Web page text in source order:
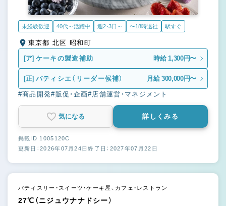
未経験歓迎 40代～活躍中 週2・3日～ 〜18時退社 駅すぐ
東京都 北区 昭和町
[ア] ケーキの製造補助 時給 1,300円〜
[正] パティシエ（リーダー候補） 月給 300,000円〜
#商品開発#販促・企画#店舗運営・マネジメント
気になる 詳しくみる
掲載ID 1005120C
更新日：2026年07月24日終了日：2027年07月22日
パティスリー・スイーツ・ケーキ屋、カフェ・レストラン
27℃（ニジュウナナドシー）